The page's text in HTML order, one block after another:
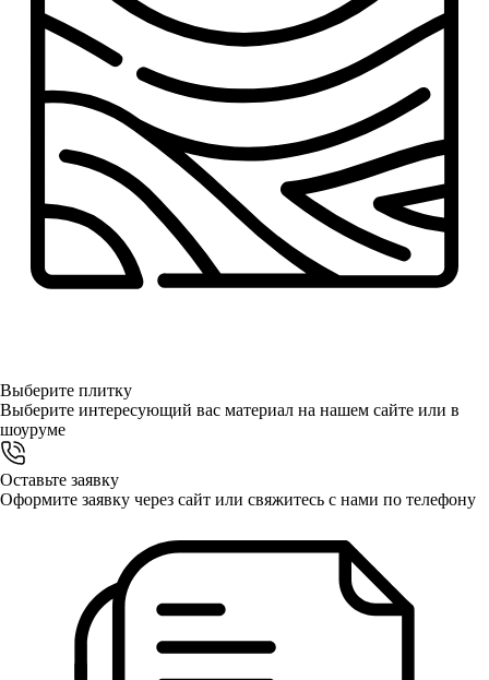
Выберите плитку
Выберите интересующий вас материал на нашем сайте или в
шоуруме
Оставьте заявку
Оформите заявку через сайт или свяжитесь с нами по телефону